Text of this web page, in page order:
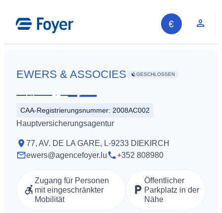
Inhalt
EWERS & ASSOCIES GESCHLOSSEN
ansehenSie
uns
Diese
Information
teilen
CAA-Registrierungsnummer: 2008AC002
Hauptversicherungsagentur
77, AV. DE LA GARE, L-9233 DIEKIRCH
ewers@agencefoyer.lu
+352 808980
Zugang für Personen
mit eingeschränkter
Mobilität
Öffentlicher
Parkplatz in der
Nähe